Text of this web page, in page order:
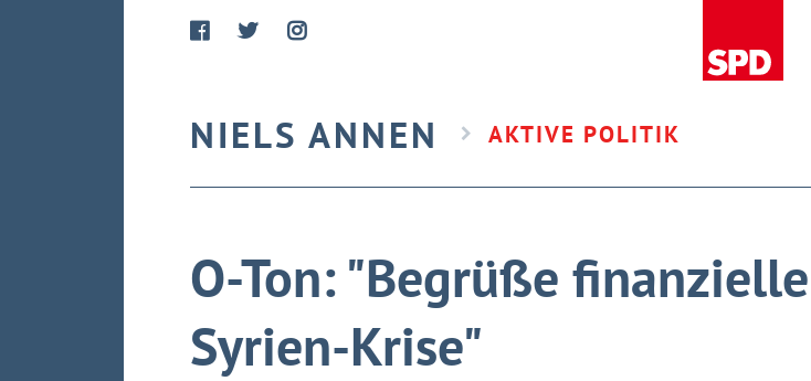
NIELS ANNEN AKTIVE POLITIK
O-Ton: "Begrüße
Syrien-Krise"